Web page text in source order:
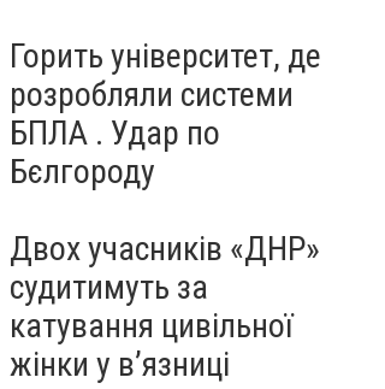
Горить університет, де
розробляли системи
БПЛА . Удар по
Бєлгороду
Двох учасників «ДНР»
судитимуть за
катування цивільної
жінки у в’язниці